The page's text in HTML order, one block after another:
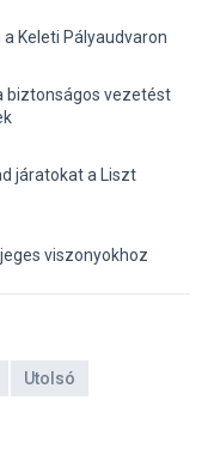
Keleti Pályaudvaron
biztonságos vezetést
járatokat a Liszt
viszonyokhoz
Utolsó